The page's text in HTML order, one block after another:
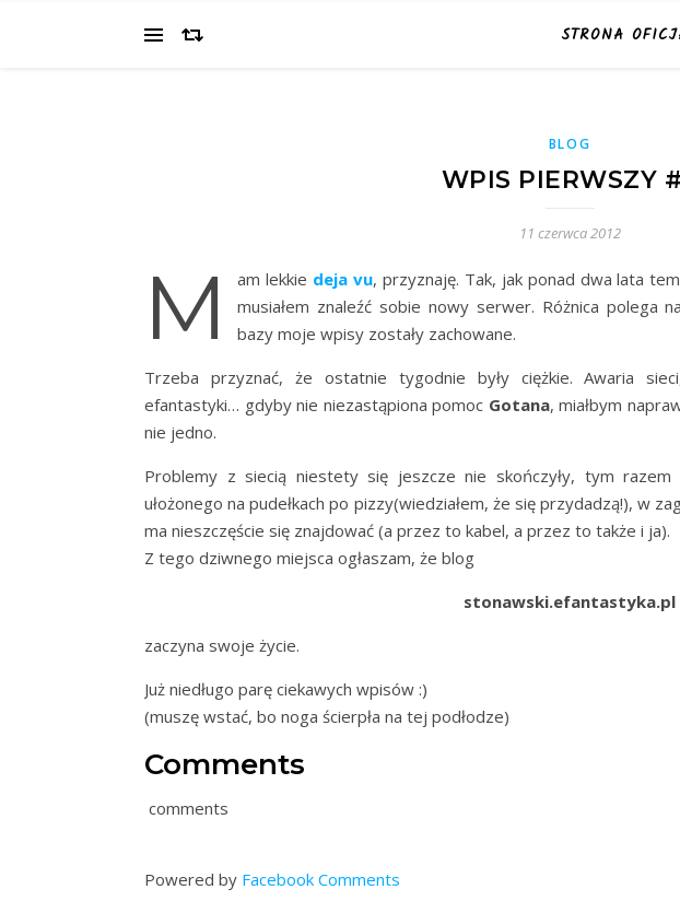
STRONA
BLOG
WPIS PIERWSZY
11 czerwca 2012
M am lekkie deja vu, przyznaję. Tak, jak ponad dwa lata
musiałem znaleźć sobie nowy serwer. Różnica polega
bazy moje wpisy zostały zachowane.
Trzeba przyznać, że ostatnie tygodnie były ciężkie. Awaria
efantastyki… gdyby nie niezastąpiona pomoc Gotana, miałbym
nie jedno.
Problemy z siecią niestety się jeszcze nie skończyły, tym
ułożonego na pudełkach po pizzy(wiedziałem, że się przydadzą!), w
ma nieszczęście się znajdować (a przez to kabel, a przez to także i ja).
Z tego dziwnego miejsca ogłaszam, że blog
stonawski.efantastyka.pl
zaczyna swoje życie.
Już niedługo parę ciekawych wpisów :)
(muszę wstać, bo noga ścierpła na tej podłodze)
Comments
comments
Powered by Facebook Comments